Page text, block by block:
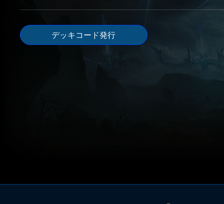
デッキコード発行